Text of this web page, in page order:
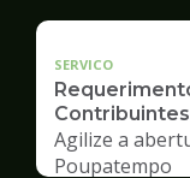
SERVICO
Agilize a
Poupatempo